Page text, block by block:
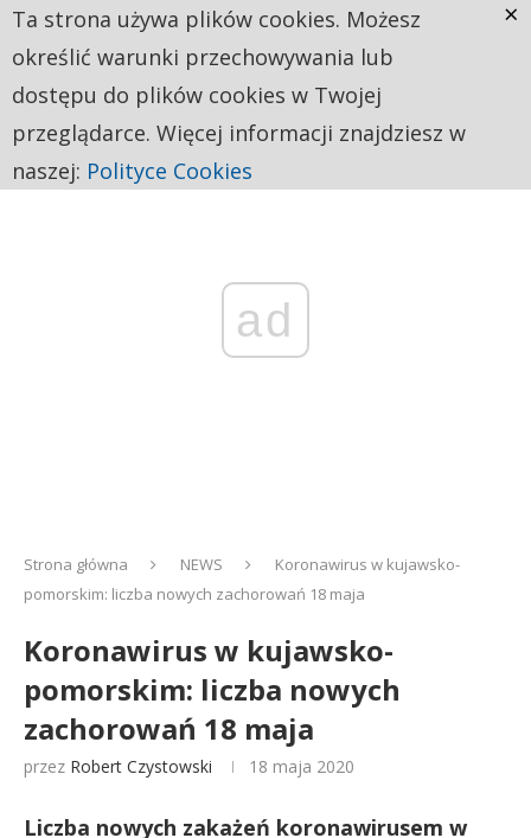
ad
Strona główna NEWS
Koronawirus w kujawsko-
pomorskim: liczba nowych zachorowań 18 maja
Koronawirus w kujawsko-
pomorskim: liczba nowych
zachorowań 18 maja
przez Robert Czystowski 18 maja 2020
Liczba nowych zakażeń koronawirusem w
Ta strona używa plików cookies. Możesz
określić warunki przechowywania lub
dostępu do plików cookies w Twojej
przeglądarce. Więcej informacji znajdziesz w
naszej: Polityce Cookies
×